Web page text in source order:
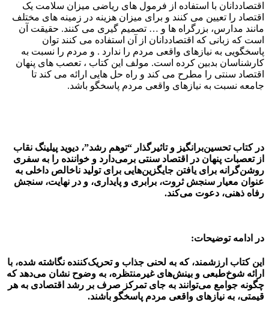
اقتصاددانان با استفاده از فرمول های ریاضی میزان سلامت یک
اقتصاد را تعیین می کنند و برای میزان هزینه در زمینه های مختلف
مانند مدارس، بزرگراه ها و … تصمیم گیری می کنند. حقیقت آن
است که زبانی که اقتصاددانان از آن استفاده می کنند توان
پاسخگویی به نیازهای واقعی مردم را ندارد . و مردم را نسبت به
کارشناسان بدبین کرده است. مولف این کتاب ، تعصب های پنهان
اقتصاد سنتی را مطرح می کند و راه حل هایی ارائه می کند تا
جامعه نسبت به نیازهای واقعی مردم پاسخگو باشد.
در کتاب تحسین‌برانگیز و تاثیرگذار “توهم رشد”، دیوید پیلینگ نقاب
از تعصبات پنهان در اقتصاد سنتی برمی‌دارد و خواننده را به سفری
روشن‌گرانه برای یافتن جایگزین‌هایی برای تولید ناخالص داخلی به
عنوان معیار سنجش ثروت، برابری و پایداری، و در نهایت، سنجش
رفاه ذهنی، دعوت می‌کند.
در ادامه توضیحات:
این کتاب ارزشمند، که به لحنی جذاب و تحریک‌کننده نگاشته شده، با
ارائه شوخ‌طبعی و بینش‌های غیرمنتظره، به وضوح نشان می‌دهد که
چگونه جوامع می‌توانند به جای تمرکز صرف بر رشد اقتصادی به هر
قیمتی، به نیازهای واقعی مردم پاسخگو باشند.